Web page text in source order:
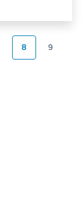
8
9